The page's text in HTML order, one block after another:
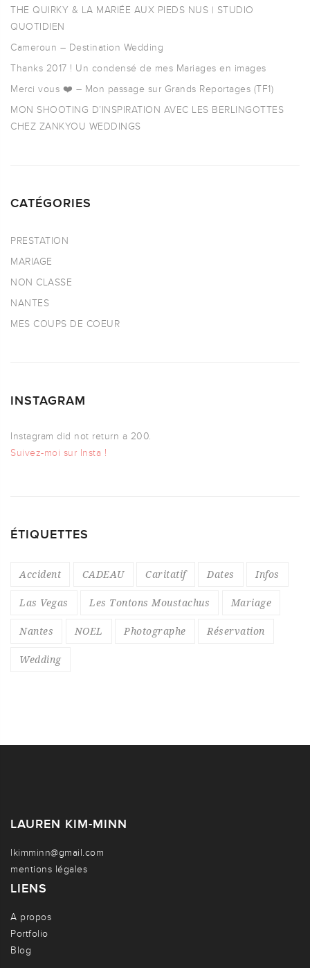
THE QUIRKY & LA MARIÉE AUX PIEDS NUS | STUDIO
QUOTIDIEN
Cameroun – Destination Wedding
Thanks 2017 ! Un condensé de mes Mariages en images
Merci vous ❤️ – Mon passage sur Grands Reportages (TF1)
MON SHOOTING D’INSPIRATION AVEC LES BERLINGOTTES
CHEZ ZANKYOU WEDDINGS
CATÉGORIES
PRESTATION
MARIAGE
NON CLASSE
NANTES
MES COUPS DE COEUR
INSTAGRAM
Instagram did not return a 200.
Suivez-moi sur Insta !
ÉTIQUETTES
Accident CADEAU Caritatif Dates Infos
Las Vegas Les Tontons Moustachus Mariage
Nantes NOEL Photographe Réservation
Wedding
LAUREN KIM-MINN
lkimminn@gmail.com
mentions légales
LIENS
A propos
Portfolio
Blog